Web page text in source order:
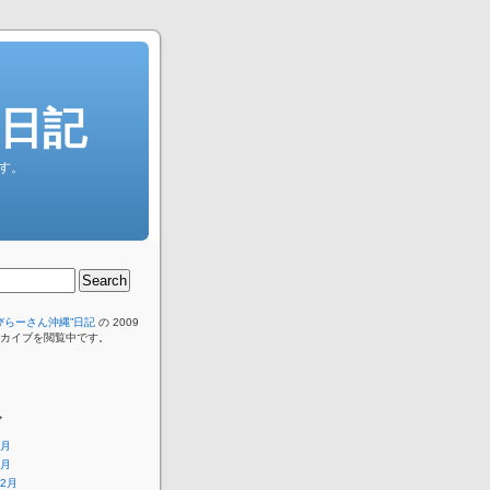
記
。
らーさん沖縄”日記 の 2009
イブを閲覧中です。
月